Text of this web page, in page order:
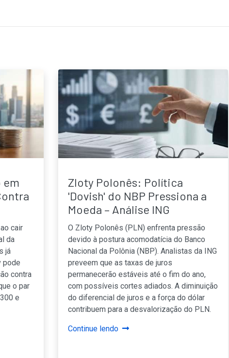
em
cair
da
já
pode
contra
o par
e
Zloty Polonês: Política
'Dovish' do NBP Pressiona a
Moeda – Análise ING
O Zloty Polonês (PLN) enfrenta pressão
devido à postura acomodatícia do Banco
Nacional da Polônia (NBP). Analistas da ING
preveem que as taxas de juros
permanecerão estáveis até o fim do ano,
com possíveis cortes adiados. A diminuição
do diferencial de juros e a força do dólar
contribuem para a desvalorização do PLN.
Continue lendo